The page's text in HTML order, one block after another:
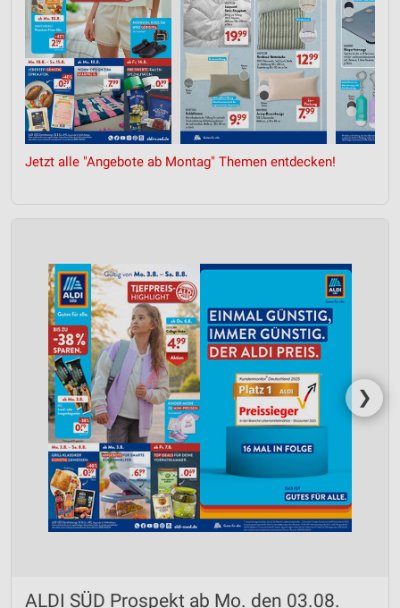
Jetzt alle "Angebote ab Montag" Themen entdecken!
❯
ALDI SÜD Prospekt ab Mo. den 03.08.